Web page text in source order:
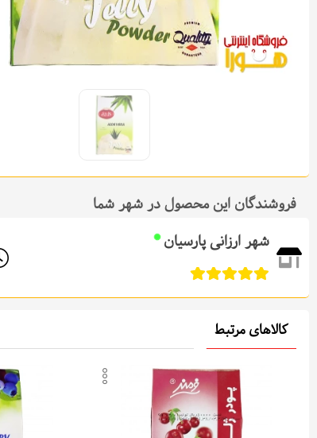
فروشندگان این محصول در شهر شما
شهر ارزانی پارسیان
کالاهای مرتبط
افزودن به
کپی لینک